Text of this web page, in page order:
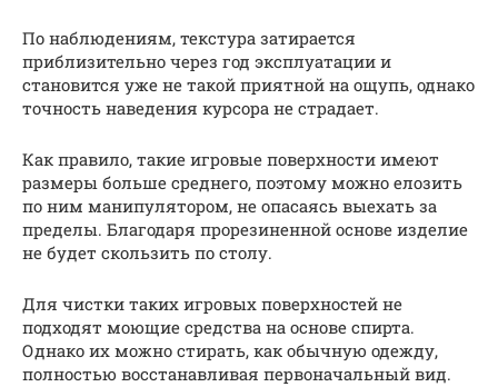
По наблюдениям, текстура затирается
приблизительно через год эксплуатации и
становится уже не такой приятной на ощупь, однако
точность наведения курсора не страдает.
Как правило, такие игровые поверхности имеют
размеры больше среднего, поэтому можно елозить
по ним манипулятором, не опасаясь выехать за
пределы. Благодаря прорезиненной основе изделие
не будет скользить по столу.
Для чистки таких игровых поверхностей не
подходят моющие средства на основе спирта.
Однако их можно стирать, как обычную одежду,
полностью восстанавливая первоначальный вид.